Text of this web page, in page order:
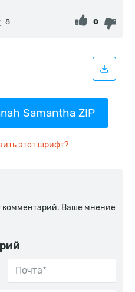
8 0
Samantha ZIP
этот шрифт?
комментарий. Ваше мнение